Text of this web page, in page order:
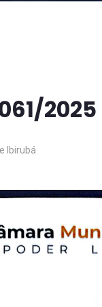
2025
Ibirubá